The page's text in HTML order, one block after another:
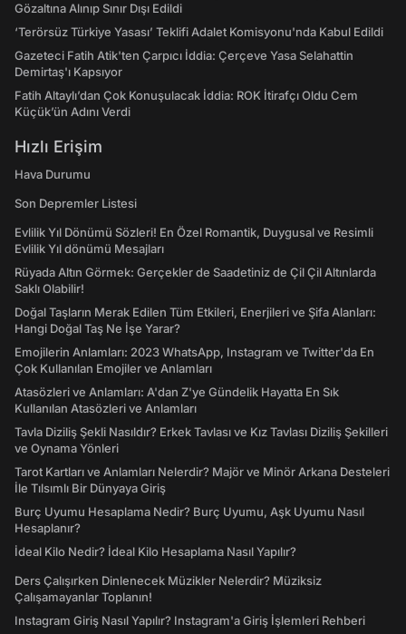
Gözaltına Alınıp Sınır Dışı Edildi
‘Terörsüz Türkiye Yasası’ Teklifi Adalet Komisyonu'nda Kabul Edildi
Gazeteci Fatih Atik'ten Çarpıcı İddia: Çerçeve Yasa Selahattin
Demirtaş'ı Kapsıyor
Fatih Altaylı’dan Çok Konuşulacak İddia: ROK İtirafçı Oldu Cem
Küçük’ün Adını Verdi
Hızlı Erişim
Hava Durumu
Son Depremler Listesi
Evlilik Yıl Dönümü Sözleri! En Özel Romantik, Duygusal ve Resimli
Evlilik Yıl dönümü Mesajları
Rüyada Altın Görmek: Gerçekler de Saadetiniz de Çil Çil Altınlarda
Saklı Olabilir!
Doğal Taşların Merak Edilen Tüm Etkileri, Enerjileri ve Şifa Alanları:
Hangi Doğal Taş Ne İşe Yarar?
Emojilerin Anlamları: 2023 WhatsApp, Instagram ve Twitter'da En
Çok Kullanılan Emojiler ve Anlamları
Atasözleri ve Anlamları: A'dan Z'ye Gündelik Hayatta En Sık
Kullanılan Atasözleri ve Anlamları
Tavla Diziliş Şekli Nasıldır? Erkek Tavlası ve Kız Tavlası Diziliş Şekilleri
ve Oynama Yönleri
Tarot Kartları ve Anlamları Nelerdir? Majör ve Minör Arkana Desteleri
İle Tılsımlı Bir Dünyaya Giriş
Burç Uyumu Hesaplama Nedir? Burç Uyumu, Aşk Uyumu Nasıl
Hesaplanır?
İdeal Kilo Nedir? İdeal Kilo Hesaplama Nasıl Yapılır?
Ders Çalışırken Dinlenecek Müzikler Nelerdir? Müziksiz
Çalışamayanlar Toplanın!
Instagram Giriş Nasıl Yapılır? Instagram'a Giriş İşlemleri Rehberi